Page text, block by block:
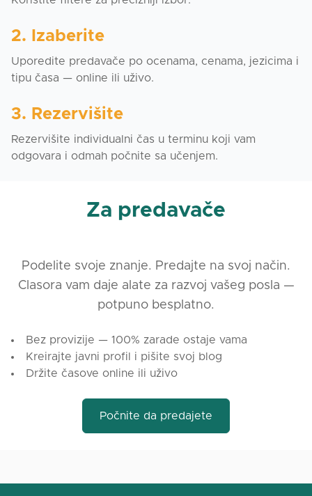
2. Izaberite
Uporedite predavače po ocenama, cenama, jezicima i
tipu časa — online ili uživo.
3. Rezervišite
Rezervišite individualni čas u terminu koji vam
odgovara i odmah počnite sa učenjem.
Za predavače
Podelite svoje znanje. Predajte na svoj način.
Clasora vam daje alate za razvoj vašeg posla —
potpuno besplatno.
Bez provizije — 100% zarade ostaje vama
Kreirajte javni profil i pišite svoj blog
Držite časove online ili uživo
Počnite da predajete